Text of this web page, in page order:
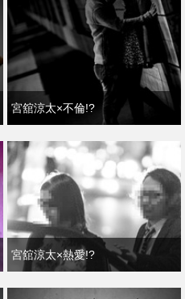
宮舘涼太×不倫!?
宮舘涼太×熱愛!?